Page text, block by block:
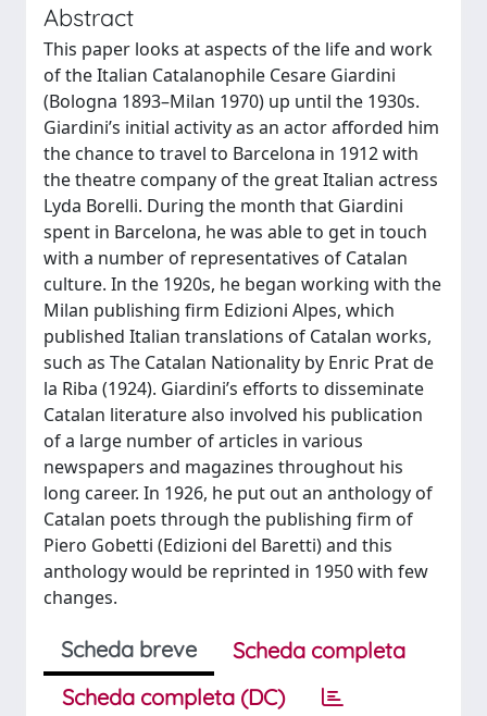
Abstract
This paper looks at aspects of the life and work
of the Italian Catalanophile Cesare Giardini
(Bologna 1893–Milan 1970) up until the 1930s.
Giardini’s initial activity as an actor afforded him
the chance to travel to Barcelona in 1912 with
the theatre company of the great Italian actress
Lyda Borelli. During the month that Giardini
spent in Barcelona, he was able to get in touch
with a number of representatives of Catalan
culture. In the 1920s, he began working with the
Milan publishing firm Edizioni Alpes, which
published Italian translations of Catalan works,
such as The Catalan Nationality by Enric Prat de
la Riba (1924). Giardini’s efforts to disseminate
Catalan literature also involved his publication
of a large number of articles in various
newspapers and magazines throughout his
long career. In 1926, he put out an anthology of
Catalan poets through the publishing firm of
Piero Gobetti (Edizioni del Baretti) and this
anthology would be reprinted in 1950 with few
changes.
Scheda breve
Scheda completa
Scheda completa (DC)